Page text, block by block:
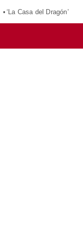
‘La Casa del Dragón’